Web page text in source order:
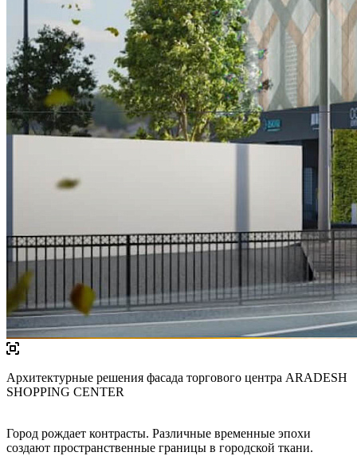
Архитектурные решения фасада торгового центра ARADESH
SHOPPING CENTER
Город рождает контрасты. Различные временные эпохи
создают пространственные границы в городской ткани.